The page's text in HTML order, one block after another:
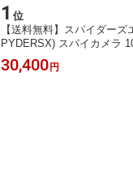
1 位
【送料無料】スパイダーズ
PYDERSX) スパイカメラ
計型 小型ビデオレコーダー
i-Fi対応 暗視撮影・強力赤外
30,400 円